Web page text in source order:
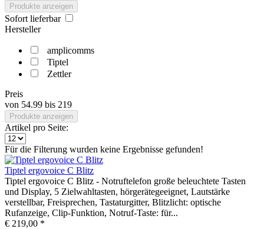
Produkte anzeigen
Sofort lieferbar
Hersteller
amplicomms
Tiptel
Zettler
Preis
von 54.99 bis 219
Produkte anzeigen
Artikel pro Seite:
Für die Filterung wurden keine Ergebnisse gefunden!
Tiptel ergovoice C Blitz
Tiptel ergovoice C Blitz - Notruftelefon große beleuchtete Tasten
und Display, 5 Zielwahltasten, hörgerätegeeignet, Lautstärke
verstellbar, Freisprechen, Tastaturgitter, Blitzlicht: optische
Rufanzeige, Clip-Funktion, Notruf-Taste: für...
€ 219,00 *